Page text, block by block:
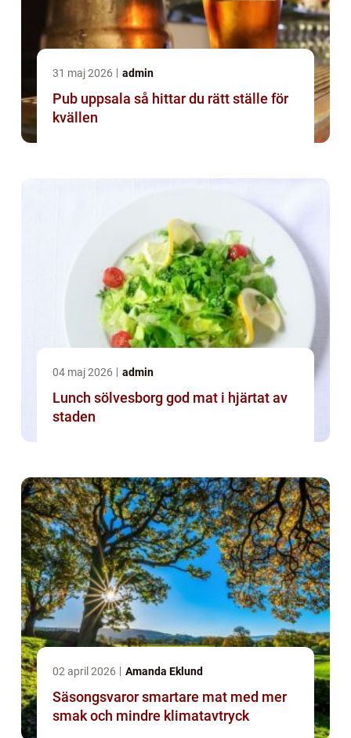
31 maj 2026 admin
Pub uppsala så hittar du rätt ställe för
kvällen
04 maj 2026 admin
Lunch sölvesborg god mat i hjärtat av
staden
02 april 2026 Amanda Eklund
Säsongsvaror smartare mat med mer
smak och mindre klimatavtryck